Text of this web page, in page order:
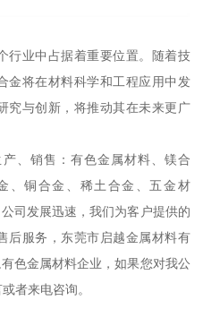
行业中占据着重要位置。随着技
金将在材料科学和工程应用中发
究与创新，将推动其在未来更广
、销售：有色金属材料、镁合
、铜合金、稀土合金、五金材
司发展迅速，我们为客户提供的
后服务，东莞市启越金属材料有
色金属材料企业，如果您对我公
者来电咨询。